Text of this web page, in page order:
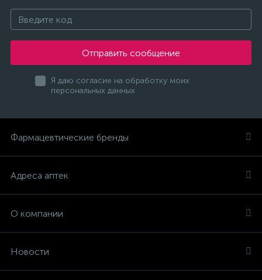
Отправить сообщение
Я даю согласие на обработку моих
персональных данных
Фармацевтические бренды
Адреса аптек
О компании
Новости